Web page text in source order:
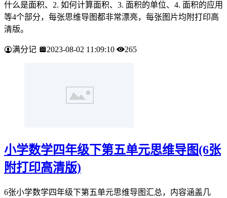
什么是面积、2. 如何计算面积、3. 面积的单位、4. 面积的应用
等4个部分，每张思维导图都非常漂亮，每张图片均附打印高
清版。
满分记 2023-08-02 11:09:10 265
小学数学四年级下第五单元思维导图(6张
附打印高清版)
6张小学数学四年级下第五单元思维导图汇总，内容涵盖几